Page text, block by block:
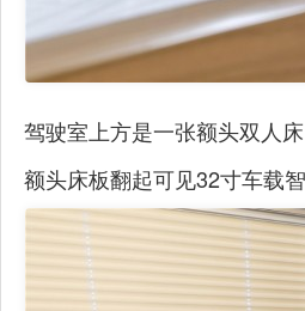
驾驶室上方是一张额头双人
额头床板翻起可见32寸车载智